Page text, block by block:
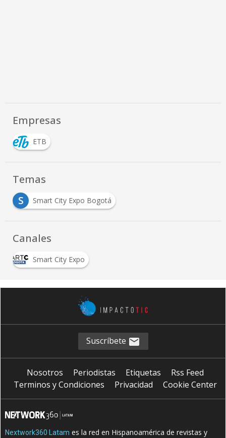
Empresas
ETB
Temas
S
Smart City Expo Bogotá
Canales
Smart City Expo
Suscríbete
Nosotros Periodistas Etiquetas
Rss Feed
Terminos y Condiciones
Privacidad Cookie Center
Nextwork360 Latam es la red en Hispanoamérica de revistas y